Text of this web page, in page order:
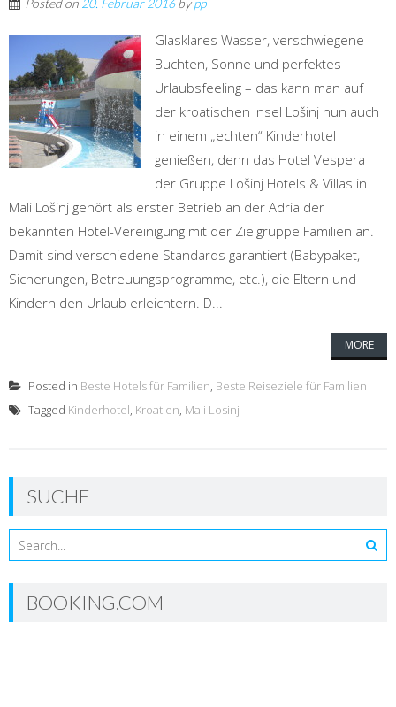
Posted on 20. Februar 2016bypp
Glasklares Wasser, verschwiegene
Buchten, Sonne und perfektes
Urlaubsfeeling – das kann man auf
der kroatischen Insel Lošinj nun auch
in einem „echten“ Kinderhotel
genießen, denn das Hotel Vespera
der Gruppe Lošinj Hotels & Villas in
Mali Lošinj gehört als erster Betrieb an der Adria der
bekannten Hotel-Vereinigung mit der Zielgruppe Familien an.
Damit sind verschiedene Standards garantiert (Babypaket,
Sicherungen, Betreuungsprogramme, etc.), die Eltern und
Kindern den Urlaub erleichtern. D...
MORE
Posted in Beste Hotels für Familien, Beste Reiseziele für Familien
Tagged Kinderhotel, Kroatien, Mali Losinj
SUCHE
BOOKING.COM